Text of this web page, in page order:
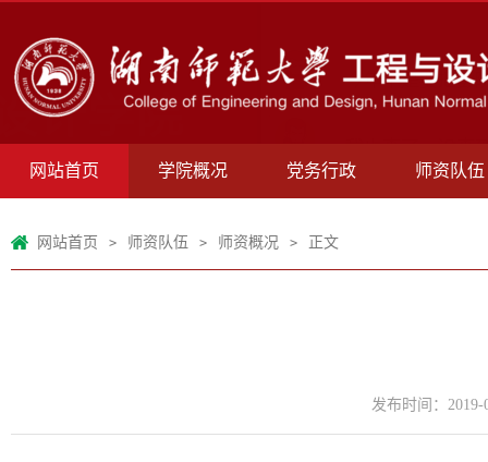
网站首页 学院概况 党务行政 师资队伍
网站首页 > 师资队伍 > 师资概况 > 正文
发布时间：2019-